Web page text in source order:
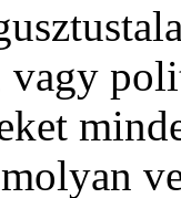
vagy